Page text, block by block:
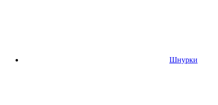
Шнурки